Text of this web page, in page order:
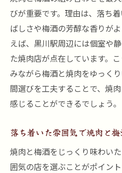
びが重要です。理由は、落ち
ばしさや梅酒の芳醇な香りが
えば、黒川駅周辺には個室や
た焼肉店が点在しています。
みながら梅酒と焼肉をゆっく
間選びを工夫することで、焼
感じることができるでしょう。
落ち着いた雰囲気で焼肉と梅
焼肉と梅酒をじっくり味わい
囲気の店を選ぶことがポイン